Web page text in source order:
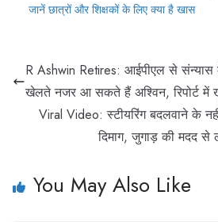
जानें छात्रों और शिक्षकों के लिए क्या है खास
R Ashwin Retires: आईपीएल से संन्यास
खेलते नजर आ सकते हैं अश्विन, रिपोर्ट में
Viral Video: स्टीयरिंग बदलवाने के
दिमाग, जुगाड़ की मदद से
You May Also Like